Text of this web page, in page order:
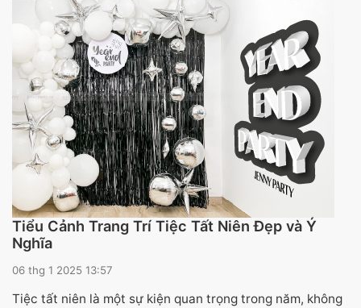
Tiểu Cảnh Trang Trí Tiệc Tất Niên Đẹp và Ý
Nghĩa
06 thg 1 2025 13:57
Tiệc tất niên là một sự kiện quan trọng trong năm, không